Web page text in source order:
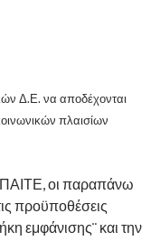
Δ.Ε. να αποδέχονται
πλαισίων
οι παραπάνω
προϋποθέσεις
εμφάνισης¨ και την